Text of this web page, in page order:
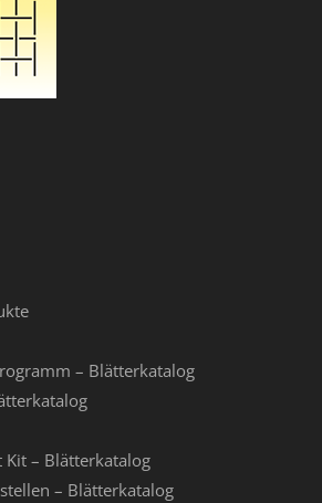
– Blätterkatalog
Kit – Blätterkatalog
– Blätterkatalog